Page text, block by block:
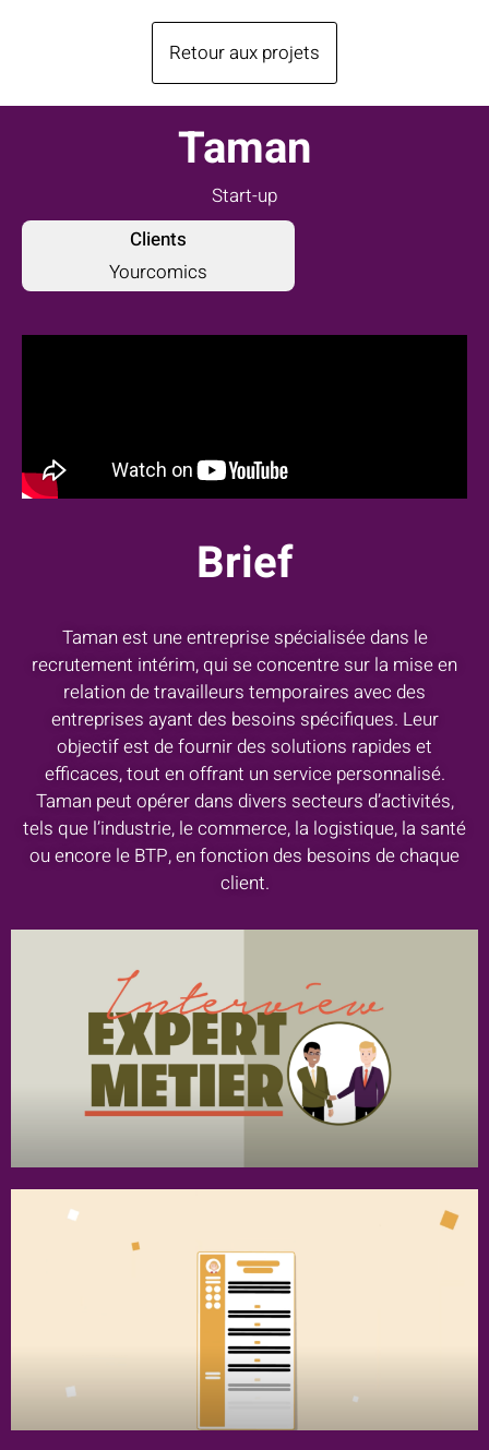
Retour aux projets
Taman
Start-up
Clients
Yourcomics
Brief
Taman est une entreprise spécialisée dans le
recrutement intérim, qui se concentre sur la mise en
relation de travailleurs temporaires avec des
entreprises ayant des besoins spécifiques. Leur
objectif est de fournir des solutions rapides et
efficaces, tout en offrant un service personnalisé.
Taman peut opérer dans divers secteurs d’activités,
tels que l’industrie, le commerce, la logistique, la santé
ou encore le BTP, en fonction des besoins de chaque
client.